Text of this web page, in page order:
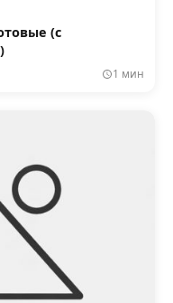
(с
1 мин